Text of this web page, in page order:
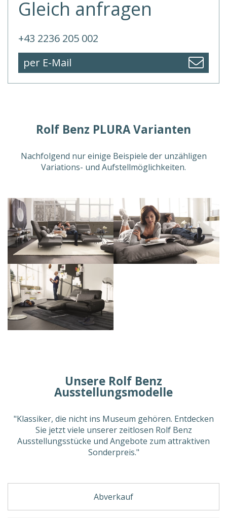
Gleich anfragen
+43 2236 205 002
per E-Mail
Rolf Benz PLURA Varianten
Nachfolgend nur einige Beispiele der unzähligen
Variations- und Aufstellmöglichkeiten.
Unsere Rolf Benz
Ausstellungsmodelle
"Klassiker, die nicht ins Museum gehören. Entdecken
Sie jetzt viele unserer zeitlosen Rolf Benz
Ausstellungsstücke und Angebote zum attraktiven
Sonderpreis."
Abverkauf